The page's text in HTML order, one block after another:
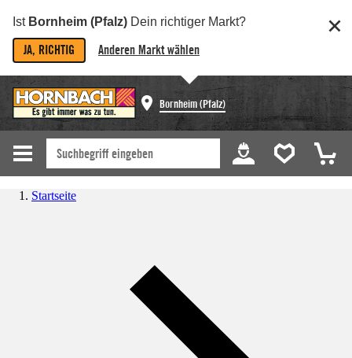
Ist Bornheim (Pfalz) Dein richtiger Markt?
JA, RICHTIG Anderen Markt wählen
Bornheim (Pfalz)
Startseite